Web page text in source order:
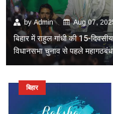
byAdmin Aug 07,
बिहार में राहुल गांधी की 15-
विधानसभा चुनाव से पहले
बिहार